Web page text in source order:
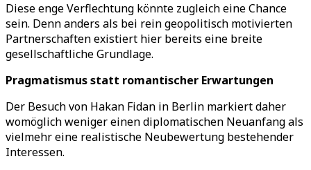
Diese enge Verflechtung könnte zugleich eine Chance
sein. Denn anders als bei rein geopolitisch motivierten
Partnerschaften existiert hier bereits eine breite
gesellschaftliche Grundlage.
Pragmatismus statt romantischer Erwartungen
Der Besuch von Hakan Fidan in Berlin markiert daher
womöglich weniger einen diplomatischen Neuanfang als
vielmehr eine realistische Neubewertung bestehender
Interessen.